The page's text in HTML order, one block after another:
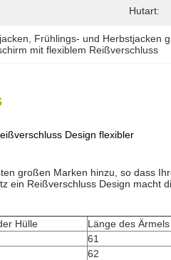
Hutart:
Frühlings- und Herbstjacken
mit flexiblem Reißverschluss
Design flexibler
großen Marken hinzu, so dass
ein Reißverschluss Design macht
Hülle
Länge des Ärmels
61
62